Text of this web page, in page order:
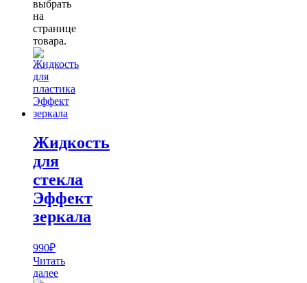
выбрать
на
странице
товара.
Жидкость
для
стекла
Эффект
зеркала
990₽
Читать
далее